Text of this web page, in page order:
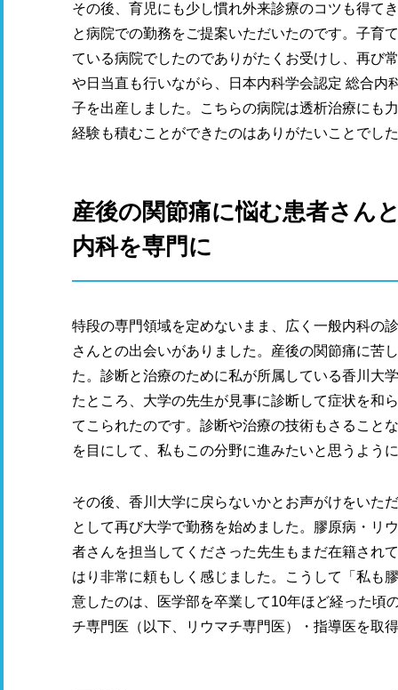
その後、育児にも少し慣れ外来診療のコツも得て
と病院での勤務をご提案いただいたのです。子育
ている病院でしたのでありがたくお受けし、再び
や日当直も行いながら、日本内科学会認定 総合
子を出産しました。こちらの病院は透析治療にも
経験も積むことができたのはありがたいことでし
産後の関節痛に悩む患者さん
内科を専門に
特段の専門領域を定めないまま、広く一般内科の
さんとの出会いがありました。産後の関節痛に苦
た。診断と治療のために私が所属している香川大
たところ、大学の先生が見事に診断して症状を和
てこられたのです。診断や治療の技術もさること
を目にして、私もこの分野に進みたいと思うよう
その後、香川大学に戻らないかとお声がけをいた
として再び大学で勤務を始めました。膠原病・リ
者さんを担当してくださった先生もまだ在籍され
はり非常に頼もしく感じました。こうして「私も
意したのは、医学部を卒業して10年ほど経った頃
チ専門医（以下、リウマチ専門医）・指導医を取